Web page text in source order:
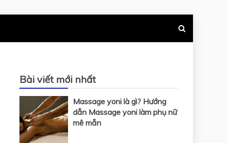
Bài viết mới nhất
Massage yoni là gì? Hướng
dẫn Massage yoni làm phụ nữ
mê mẫn